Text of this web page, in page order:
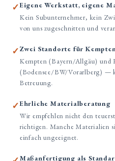
✓Eigene Werkstatt, eigene
Kein Subunternehmer, kein
von uns zugeschnitten und
✓Zwei Standorte für
Kempten (Bayern/Allgäu) und
(Bodensee/BW/Vorarlberg) —
Betreuung.
✓Ehrliche Materialberatung
Wir empfehlen nicht den
richtigen. Manche Materialien
einfach ungeeignet.
Maßanfertigung als